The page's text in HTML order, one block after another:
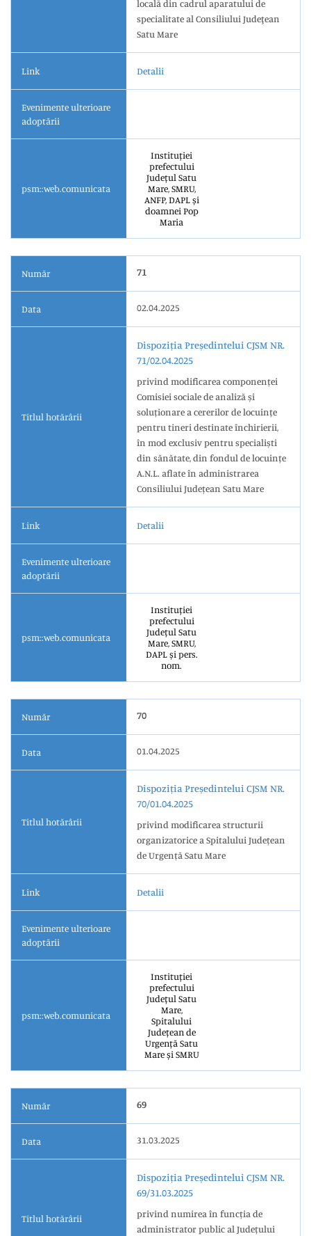
locală din cadrul aparatului de
specialitate al Consiliului Judeţean
Satu Mare
Link Detalii
Evenimente ulterioare
adoptării
psm::web.comunicata
Instituției
prefectului
Județul Satu
Mare, SMRU,
ANFP, DAPL și
doamnei Pop
Maria
Număr 71
Data 02.04.2025
Titlul hotărârii
Dispoziția Președintelui CJSM NR.
71/02.04.2025
privind modificarea componenței
Comisiei sociale de analiză și
soluționare a cererilor de locuințe
pentru tineri destinate închirierii,
în mod exclusiv pentru specialiști
din sănătate, din fondul de locuințe
A.N.L. aflate în administrarea
Consiliului Județean Satu Mare
Link Detalii
Evenimente ulterioare
adoptării
psm::web.comunicata
Instituției
prefectului
Județul Satu
Mare, SMRU,
DAPL și pers.
nom.
Număr 70
Data 01.04.2025
Titlul hotărârii
Dispoziția Președintelui CJSM NR.
70/01.04.2025
privind modificarea structurii
organizatorice a Spitalului Județean
de Urgență Satu Mare
Link Detalii
Evenimente ulterioare
adoptării
psm::web.comunicata
Instituției
prefectului
Județul Satu
Mare,
Spitalului
Județean de
Urgență Satu
Mare și SMRU
Număr 69
Data 31.03.2025
Titlul hotărârii
Dispoziția Președintelui CJSM NR.
69/31.03.2025
privind numirea în funcția de
administrator public al Județului